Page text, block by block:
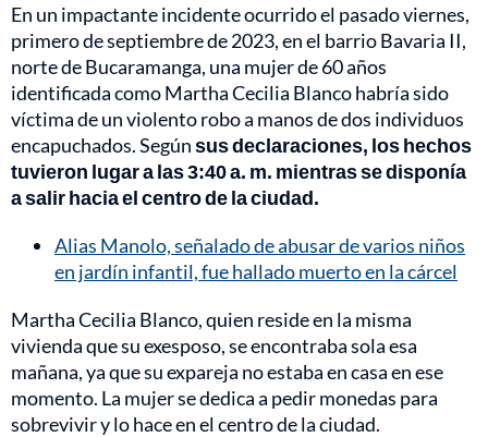
En un impactante incidente ocurrido el pasado viernes,
primero de septiembre de 2023, en el barrio Bavaria II,
norte de Bucaramanga, una mujer de 60 años
identificada como Martha Cecilia Blanco habría sido
víctima de un violento robo a manos de dos individuos
encapuchados. Segúnsus declaraciones, los hechos
tuvieron lugar a las 3:40 a. m. mientras se disponía
a salir hacia el centro de la ciudad.
Alias Manolo, señalado de abusar de varios niños
en jardín infantil, fue hallado muerto en la cárcel
Martha Cecilia Blanco, quien reside en la misma
vivienda que su exesposo, se encontraba sola esa
mañana, ya que su expareja no estaba en casa en ese
momento. La mujer se dedica a pedir monedas para
sobrevivir y lo hace en el centro de la ciudad.